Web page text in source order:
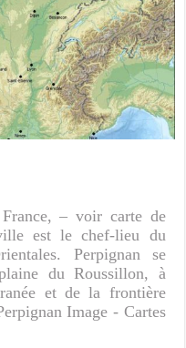
– voir carte de
est le chef-lieu du
Perpignan se
du Roussillon, à
et de la frontière
Image - Cartes